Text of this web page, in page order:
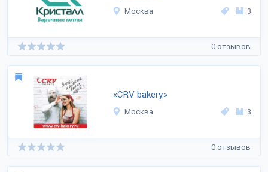
Москва 3
0 отзывов
«CRV bakery»
Москва 3
0 отзывов